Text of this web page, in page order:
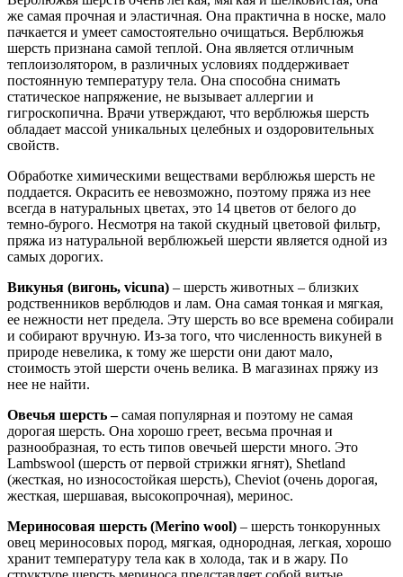
же самая прочная и эластичная. Она практична в носке, мало
пачкается и умеет самостоятельно очищаться. Верблюжья
шерсть признана самой теплой. Она является отличным
теплоизолятором, в различных условиях поддерживает
постоянную температуру тела. Она способна снимать
статическое напряжение, не вызывает аллергии и
гигроскопична. Врачи утверждают, что верблюжья шерсть
обладает массой уникальных целебных и оздоровительных
свойств.
Обработке химическими веществами верблюжья шерсть не
поддается. Окрасить ее невозможно, поэтому пряжа из нее
всегда в натуральных цветах, это 14 цветов от белого до
темно-бурого. Несмотря на такой скудный цветовой фильтр,
пряжа из натуральной верблюжьей шерсти является одной из
самых дорогих.
Викунья (вигонь, vicuna) – шерсть животных – близких
родственников верблюдов и лам. Она самая тонкая и мягкая,
ее нежности нет предела. Эту шерсть во все времена собирали
и собирают вручную. Из-за того, что численность викуней в
природе невелика, к тому же шерсти они дают мало,
стоимость этой шерсти очень велика. В магазинах пряжу из
нее не найти.
Овечья шерсть –самая популярная и поэтому не самая
дорогая шерсть. Она хорошо греет, весьма прочная и
разнообразная, то есть типов овечьей шерсти много. Это
Lambswool (шерсть от первой стрижки ягнят), Shetland
(жесткая, но износостойкая шерсть), Cheviot (очень дорогая,
жесткая, шершавая, высокопрочная), меринос.
Мериносовая шерсть (Merino wool) – шерсть тонкорунных
овец мериносовых пород, мягкая, однородная, легкая, хорошо
хранит температуру тела как в холода, так и в жару. По